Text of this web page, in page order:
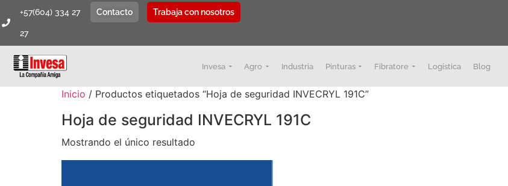
+57(604) 334 27
27
Contacto Trabaja con nosotros
Invesa Agro Industria Pinturas Fibratore Logística Blog
Inicio / Productos etiquetados “Hoja de seguridad INVECRYL 191C”
Hoja de seguridad INVECRYL 191C
Mostrando el único resultado